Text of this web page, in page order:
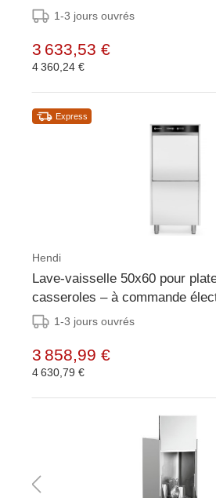
600x695x1280(h)mm
1-3 jours ouvrés
3 633,53 €
4 360,24 €
Express
Hendi
Lave-vaisselle 50x60 pour
casseroles – à commande
système de dosage de
1-3 jours ouvrés
3 858,99 €
4 630,79 €